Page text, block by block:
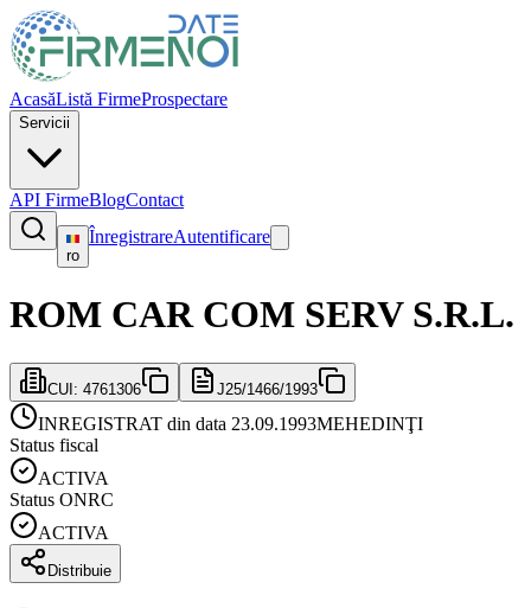
AcasăListă FirmeProspectare
Servicii
API FirmeBlogContact
ro
ÎnregistrareAutentificare
ROM CAR COM SERV S.R.L.
CUI: 4761306 J25/1466/1993
INREGISTRAT din data 23.09.1993MEHEDINŢI
Status fiscal
ACTIVA
Status ONRC
ACTIVA
Distribuie